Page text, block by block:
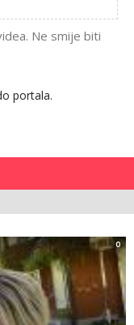
Ne smije biti
portala.
0